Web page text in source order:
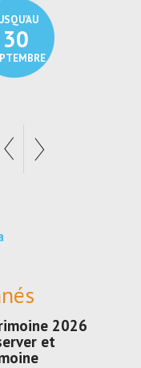
30
2026
et